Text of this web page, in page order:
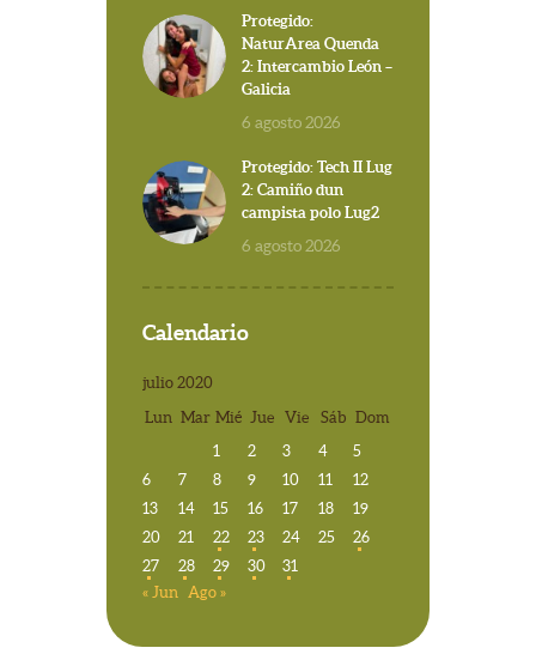
Protegido:
NaturArea Quenda
2: Intercambio León –
Galicia
6 agosto 2026
Protegido: Tech II Lug
2: Camiño dun
campista polo Lug2
6 agosto 2026
Calendario
julio 2020
Lun Mar Mié Jue Vie Sáb Dom
1
2 3 4
5
6
7 8 9 10 11
12
13
14 15 16 17 18
19
20
21 22 23 24 25
26
27
28 29 30
31
« Jun
Ago »